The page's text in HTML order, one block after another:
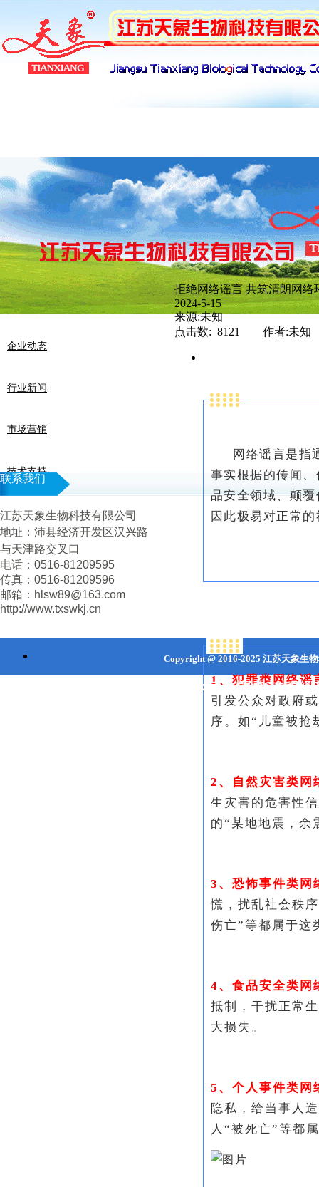
新闻分类
联系我们
江苏天象生物科技有限公司
地址： 沛县经济开发区汉兴路
与天津路交叉口
电话：0516-81209595
传真：0516-81209596
邮箱：hlsw89@163.com
http://www.txswkj.cn
企业动态
行业新闻
市场营销
技术支持
拒绝网络谣言 共筑清朗网络
2024-5-15
来源:未知
点击数: 8121 作者:未知
网络谣言是指
事实根据的传闻
品安全领域、颠
因此极易对正常
1、犯罪类网络谣
引发公众对政府
序。如“儿童被抢
2、自然灾害类网
生灾害的危害性
的“某地地震，余
3、恐怖事件类网
慌，扰乱社会秩
伤亡”等都属于这
4、食品安全类网
抵制，干扰正常
大损失。
5、个人事件类网
隐私，给当事人
人“被死亡”等都
Copyright @ 2016-2025江苏天象生
联系地址：江苏省徐州市沛县经